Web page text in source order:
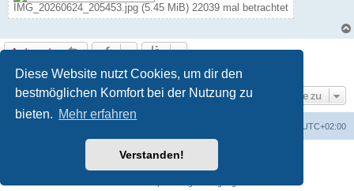
Diese Website nutzt Cookies, um dir den
bestmöglichen Komfort bei der Nutzung zu
bieten. Mehr erfahren
Verstanden!
IMG_20260624_205453.jpg (5.45 MiB) 22039 mal betrachtet
Antworten
15 Beiträge • Seite1 von1
Gehe zu
UTC+02:00
Powered byphpBB® Forum Software © phpBB Limited
phpBB.de